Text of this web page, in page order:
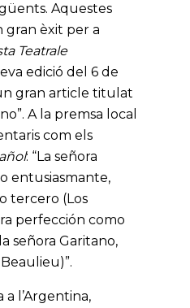
Aquestes
gran èxit per a
Teatrale
edició del 6 de
gran article titulat
A la premsa local
com els
: “La señora
entusiasmante,
tercero (Los
perfección como
señora Garitano,
l’Argentina,